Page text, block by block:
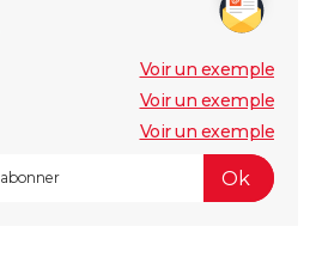
Voir un exemple
Voir un exemple
Voir un exemple